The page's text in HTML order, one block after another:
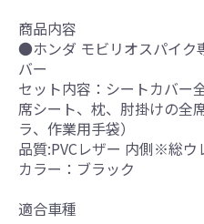
商品内容
●ホンダ モビリオスパイク
バー
セット内容：シートカバー
席シート、枕、肘掛けの全
ラ、作業用手袋）
品質:PVCレザー 内側※総ウ
カラー：ブラック
適合車種